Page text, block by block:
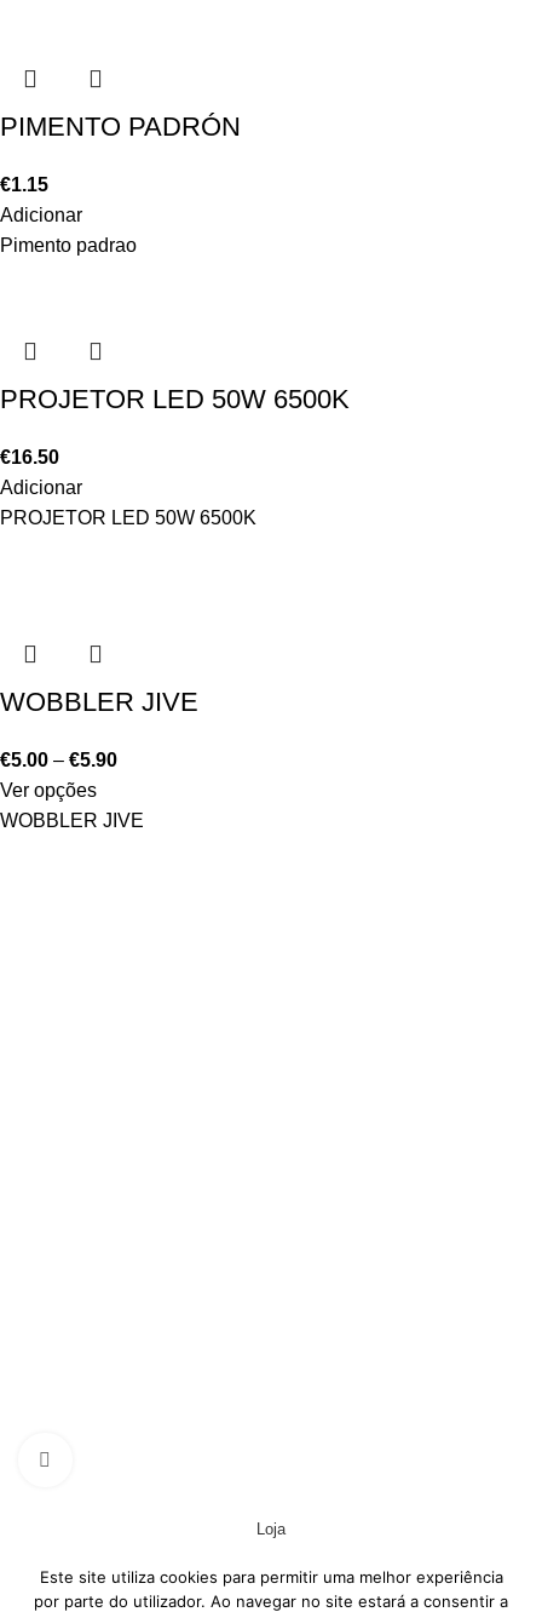
PIMENTO PADRÓN
€1.15
Adicionar
Pimento padrao
PROJETOR LED 50W 6500K
€16.50
Adicionar
PROJETOR LED 50W 6500K
WOBBLER JIVE
€5.00 – €5.90
Ver opções
WOBBLER JIVE
Sincronização powered by SYNC+
Loja
Favoritos
Este site utiliza cookies para permitir uma melhor experiência
por parte do utilizador. Ao navegar no site estará a consentir a